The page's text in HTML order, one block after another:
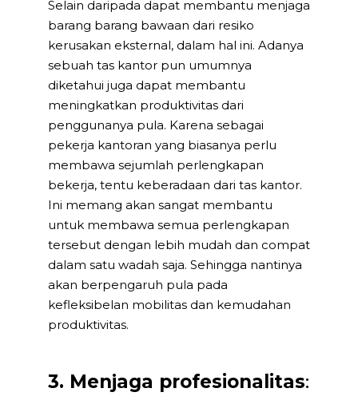
Selain daripada dapat membantu menjaga
barang barang bawaan dari resiko
kerusakan eksternal, dalam hal ini. Adanya
sebuah tas kantor pun umumnya
diketahui juga dapat membantu
meningkatkan produktivitas dari
penggunanya pula. Karena sebagai
pekerja kantoran yang biasanya perlu
membawa sejumlah perlengkapan
bekerja, tentu keberadaan dari tas kantor.
Ini memang akan sangat membantu
untuk membawa semua perlengkapan
tersebut dengan lebih mudah dan compat
dalam satu wadah saja. Sehingga nantinya
akan berpengaruh pula pada
kefleksibelan mobilitas dan kemudahan
produktivitas.
3. Menjaga profesionalitas: